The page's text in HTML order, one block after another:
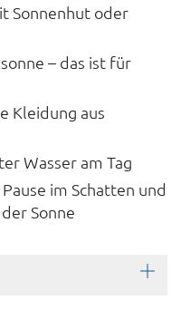
Sonnenhut oder
– das ist für
Kleidung aus
Wasser am Tag
im Schatten und
Sonne